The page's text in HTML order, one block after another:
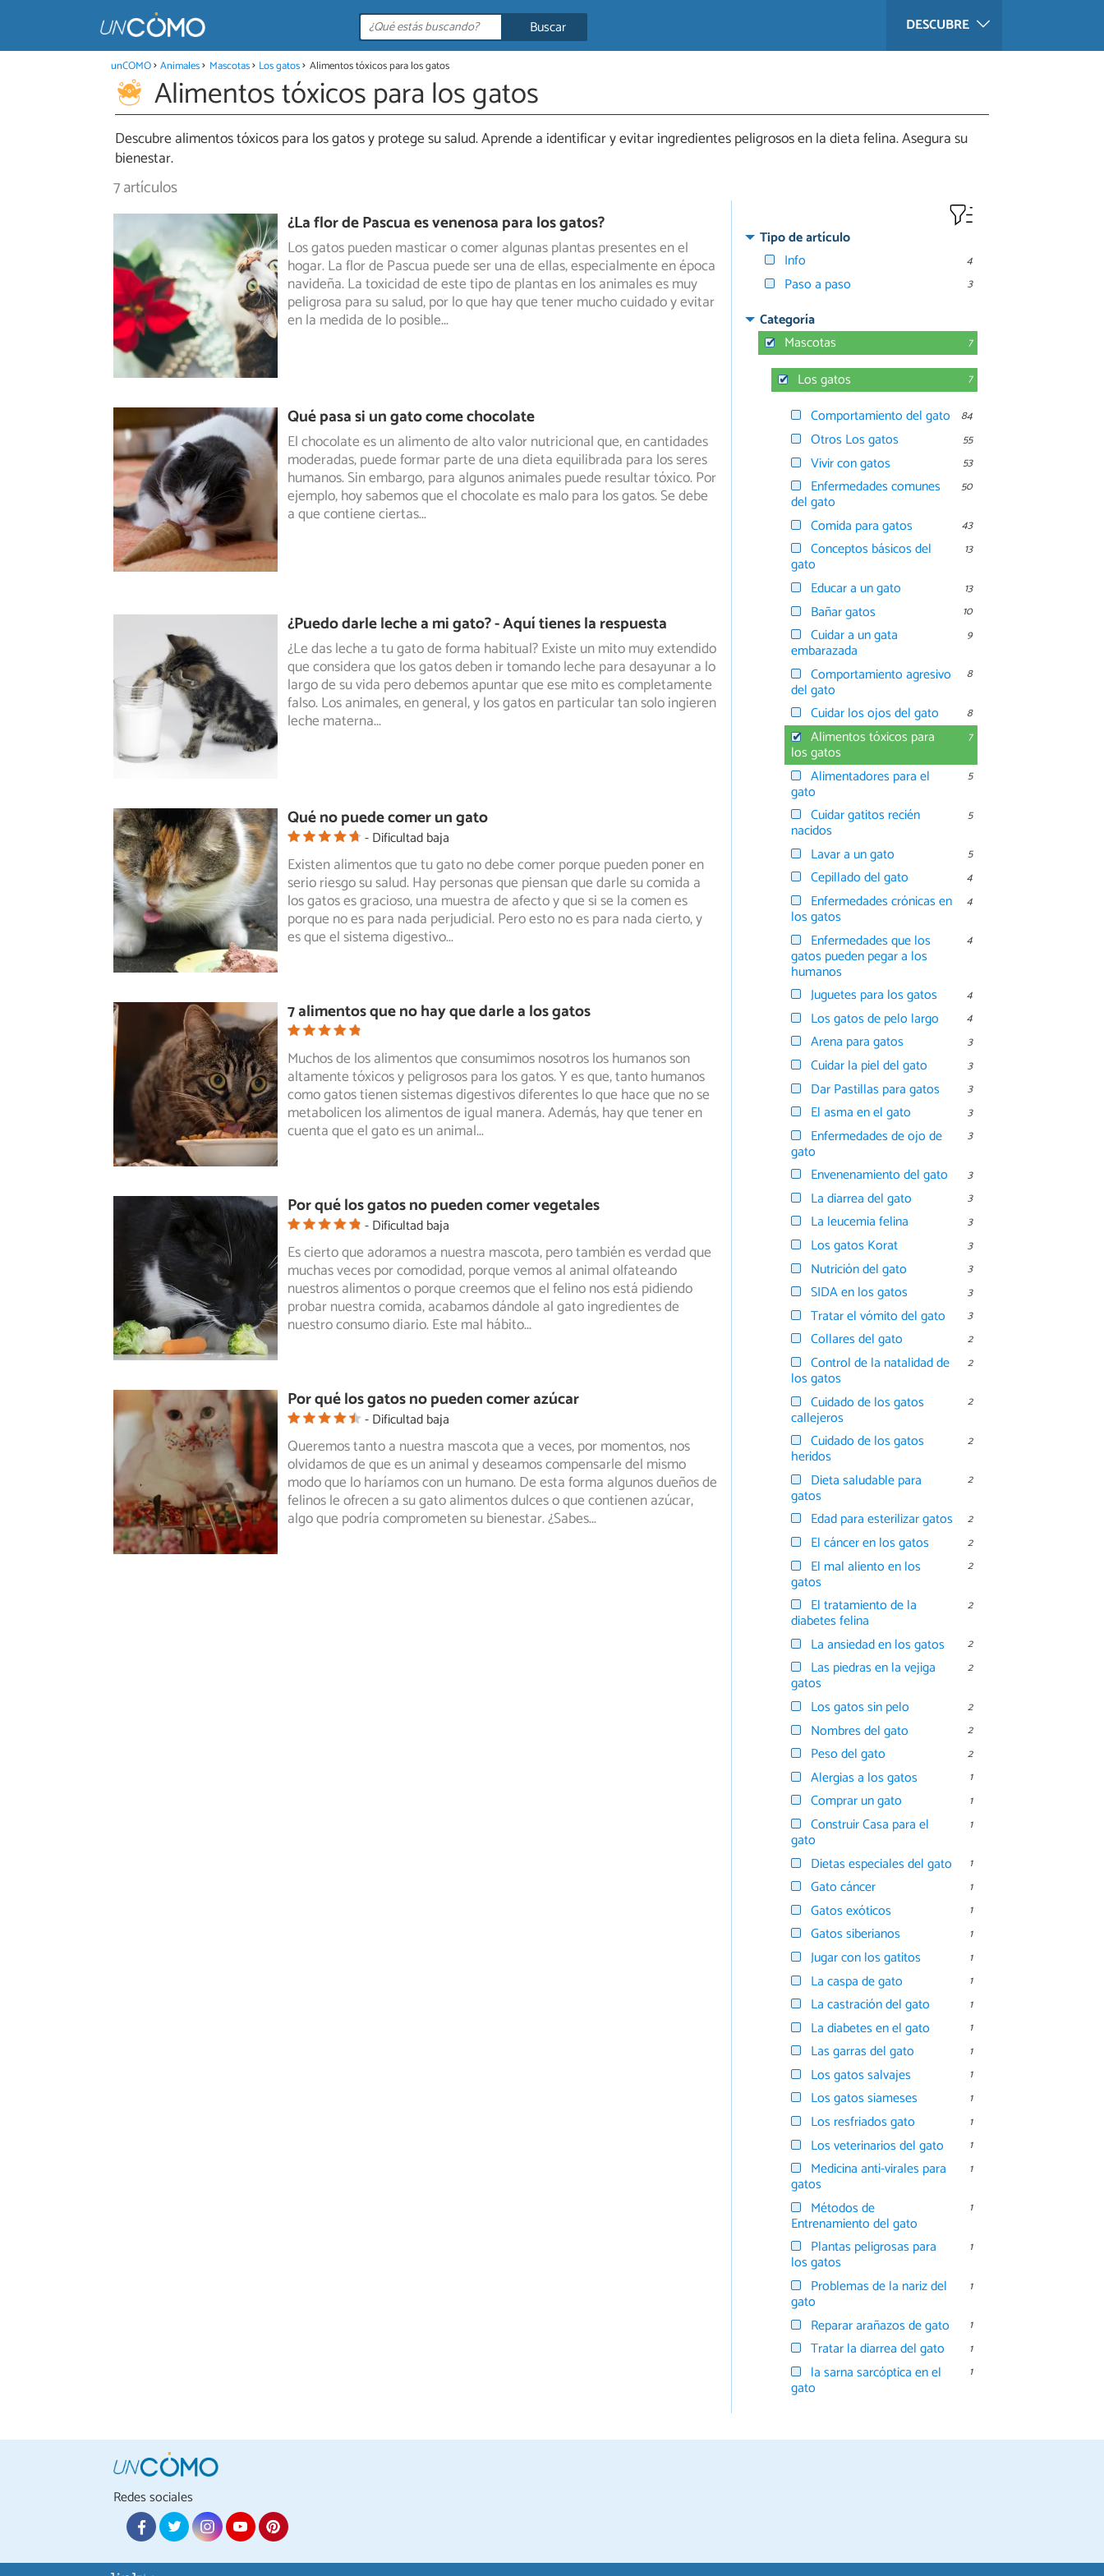
DESCUBRE
Buscar
unCOMO Animales Mascotas Los gatos Alimentos tóxicos para los gatos
Alimentos tóxicos para los gatos
Descubre alimentos tóxicos para los gatos y protege su salud. Aprende a identificar y evitar ingredientes peligrosos en la dieta felina. Asegura su
bienestar.
7 artículos
¿La flor de Pascua es venenosa para los gatos?
Los gatos pueden masticar o comer algunas plantas presentes en el
hogar. La flor de Pascua puede ser una de ellas, especialmente en época
navideña.La toxicidad de este tipo de plantas en los animales es muy
peligrosa para su salud, por lo que hay que tener mucho cuidado y evitar
en la medida de lo posible...
Qué pasa si un gato come chocolate
El chocolate es un alimento de alto valor nutricional que, en cantidades
moderadas, puede formar parte de una dieta equilibrada para los seres
humanos. Sin embargo, para algunos animales puede resultar tóxico. Por
ejemplo, hoy sabemos que el chocolate es malo para los gatos. Se debe
a que contiene ciertas...
¿Puedo darle leche a mi gato? - Aquí tienes la respuesta
¿Le das leche a tu gato de forma habitual? Existe un mito muy extendido
que considera que los gatos deben ir tomando leche para desayunar a lo
largo de su vida pero debemos apuntar que ese mito es completamente
falso. Los animales, en general, y los gatos en particular tan solo ingieren
leche materna...
Qué no puede comer un gato
Dificultad baja
Existen alimentos que tu gato no debe comer porque pueden poner en
serio riesgo su salud. Hay personas que piensan que darle su comida a
losgatos es gracioso, una muestra de afecto y que si se la comen es
porque no es para nada perjudicial. Pero esto no es para nada cierto, y
es que el sistema digestivo...
7 alimentos que no hay que darle a los gatos
Muchos de los alimentos que consumimos nosotros los humanos son
altamente tóxicos y peligrosos para los gatos. Y es que, tanto humanos
comogatos tienen sistemas digestivos diferentes lo que hace que no se
metabolicen los alimentos de igual manera. Además, hay que tener en
cuenta que el gato es un animal...
Por qué los gatos no pueden comer vegetales
Dificultad baja
Es cierto que adoramos a nuestra mascota, pero también es verdad que
muchas veces por comodidad, porque vemos al animal olfateando
nuestrosalimentos o porque creemos que el felino nos está pidiendo
probar nuestra comida, acabamos dándole al gato ingredientes de
nuestro consumo diario. Este mal hábito...
Por qué los gatos no pueden comer azúcar
Dificultad baja
Queremos tanto a nuestra mascota que a veces, por momentos, nos
olvidamos de que es un animal y deseamos compensarle del mismo
modo que lo haríamoscon un humano. De esta forma algunos dueños de
felinos le ofrecen a su gato alimentos dulces o que contienen azúcar,
algo que podría comprometen su bienestar. ¿Sabes...
Tipo de artículo
Info
4
Paso a paso 3
Categoría
Mascotas
7
Los gatos 7
Comportamiento del gato 84
Otros Los gatos 55
Vivir con gatos 53
Enfermedades comunes
del gato
50
Comida para gatos 43
Conceptos básicos del
gato
13
Educar a un gato 13
Bañar gatos 10
Cuidar a un gata
embarazada
9
Comportamiento agresivo
del gato
8
Cuidar los ojos del gato 8
Alimentos tóxicos para
los gatos
7
Alimentadores para el
gato
5
Cuidar gatitos recién
nacidos
5
Lavar a un gato 5
Cepillado del gato 4
Enfermedades crónicas en
los gatos
4
Enfermedades que los
gatos pueden pegar a los
humanos
4
Juguetes para los gatos 4
Los gatos de pelo largo 4
Arena para gatos 3
Cuidar la piel del gato 3
Dar Pastillas para gatos 3
El asma en el gato 3
Enfermedades de ojo de
gato
3
Envenenamiento del gato 3
La diarrea del gato 3
La leucemia felina 3
Los gatos Korat 3
Nutrición del gato 3
SIDA en los gatos 3
Tratar el vómito del gato 3
Collares del gato 2
Control de la natalidad de
los gatos
2
Cuidado de los gatos
callejeros
2
Cuidado de los gatos
heridos
2
Dieta saludable para
gatos
2
Edad para esterilizar gatos 2
El cáncer en los gatos 2
El mal aliento en los
gatos
2
El tratamiento de la
diabetes felina
2
La ansiedad en los gatos 2
Las piedras en la vejiga
gatos
2
Los gatos sin pelo 2
Nombres del gato 2
Peso del gato 2
Alergias a los gatos 1
Comprar un gato 1
Construir Casa para el
gato
1
Dietas especiales del gato 1
Gato cáncer 1
Gatos exóticos 1
Gatos siberianos 1
Jugar con los gatitos 1
La caspa de gato 1
La castración del gato 1
La diabetes en el gato 1
Las garras del gato 1
Los gatos salvajes 1
Los gatos siameses 1
Los resfriados gato 1
Los veterinarios del gato 1
Medicina anti-virales para
gatos
1
Métodos de
Entrenamiento del gato
1
Plantas peligrosas para
los gatos
1
Problemas de la nariz del
gato
1
Reparar arañazos de gato 1
Tratar la diarrea del gato 1
la sarna sarcóptica en el
gato
1
Redes sociales